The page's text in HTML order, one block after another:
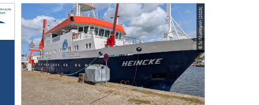
© Schlurmann (2025)